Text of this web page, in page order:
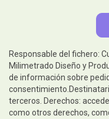
Responsable del fichero:
Milimetrado Diseño y
de información sobre
terceros. Derechos:
como otros derechos,